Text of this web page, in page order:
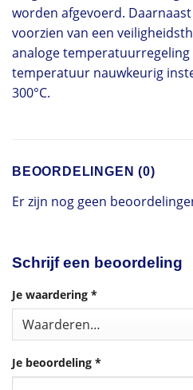
worden afgevoerd.
voorzien van een
analoge temperatuurregeling
temperatuur nauwkeurig
300°C.
BEOORDELINGEN (0)
Er zijn nog geen
Schrijf een beoordeling
Je waardering *
Je beoordeling *